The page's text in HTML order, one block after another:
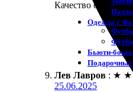
Одежда с
Бьюти-
Подарочные
Качество
Лев Лавров : ★ ★
25.06.2025